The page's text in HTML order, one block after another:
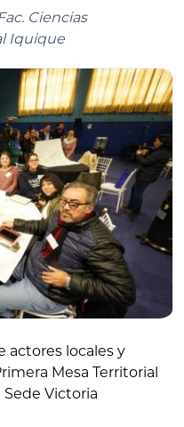
Ciencias
Iquique
actores locales y
Mesa Territorial
Victoria